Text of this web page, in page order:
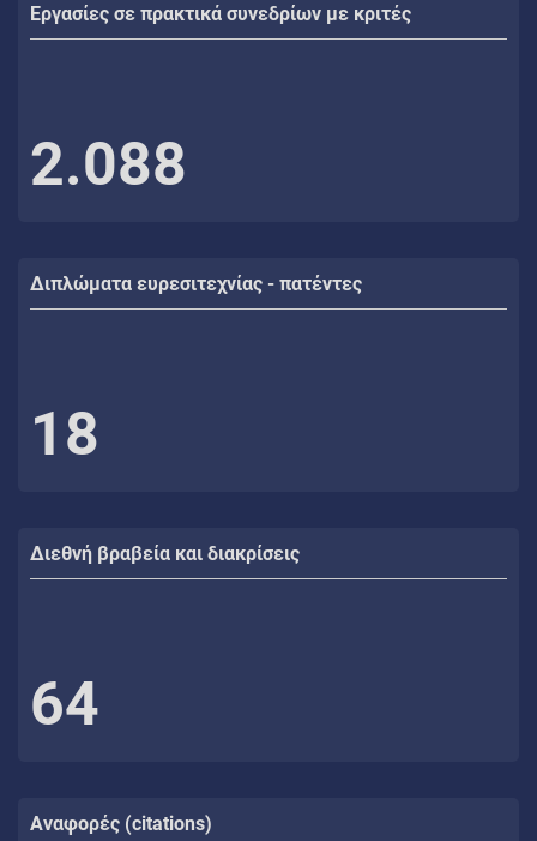
Εργασίες σε πρακτικά συνεδρίων με κριτές
2.088
Διπλώματα ευρεσιτεχνίας - πατέντες
18
Διεθνή βραβεία και διακρίσεις
64
Αναφορές (citations)